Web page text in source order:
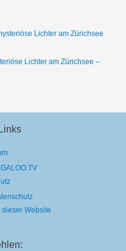
Lichter am Zürichsee –
Website